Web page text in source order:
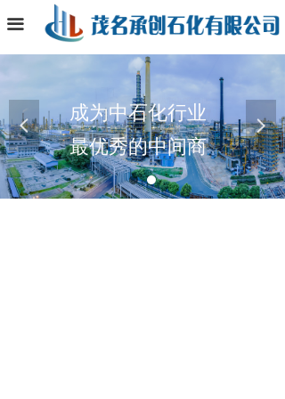
끀
首页
关于我们
产品展示
回收项目
联系我们
成为中石化行业
最优秀的中间商
넳 넲